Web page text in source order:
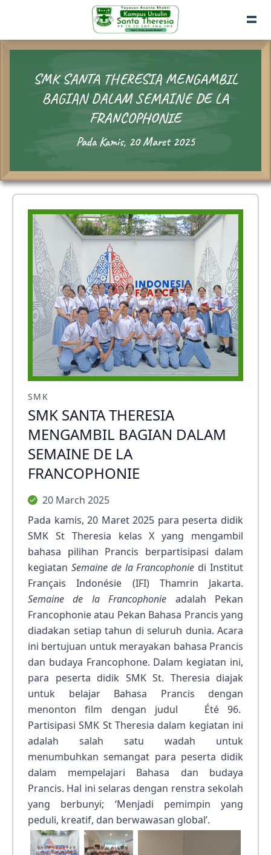
SMK SANTA THERESIA MENGAMBIL
BAGIAN DALAM SEMAINE DE LA
FRANCOPHONIE
Pada Kamis, 20 Maret 2025
SMK
SMK SANTA THERESIA
MENGAMBIL BAGIAN DALAM
SEMAINE DE LA
FRANCOPHONIE
20 March 2025
Pada kamis, 20 Maret 2025 para peserta didik
SMK St Theresia kelas X yang mengambil
bahasa pilihan Prancis berpartisipasi dalam
kegiatan Semaine de la Francophonie di Institut
Français Indonésie (IFI) Thamrin Jakarta.
Semaine de la Francophonie adalah Pekan
Francophonie atau Pekan Bahasa Prancis yang
diadakan setiap tahun di seluruh dunia. Acara
ini bertujuan untuk merayakan bahasa Prancis
dan budaya Francophone. Dalam kegiatan ini,
para peserta didik SMK St. Theresia diajak
untuk belajar Bahasa Prancis dengan
menonton film dengan judul Été 96.
Partisipasi SMK St Theresia dalam kegiatan ini
adalah salah satu wadah untuk
menumbuhkan semangat para peserta didik
dalam mempelajari Bahasa dan budaya
Prancis. Hal ini selaras dengan renstra sekolah
yang berbunyi; ‘Menjadi pemimpin yang
peduli, kreatif, dan berwawasan global’.